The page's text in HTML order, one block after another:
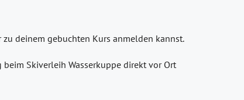
deinem gebuchten Kurs anmelden kannst.
Skiverleih Wasserkuppe direkt vor Ort